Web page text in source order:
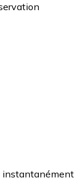
instantanément